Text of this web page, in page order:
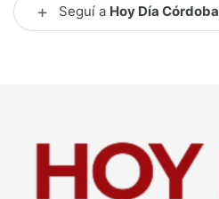
+ Seguí a Hoy Día Córdoba